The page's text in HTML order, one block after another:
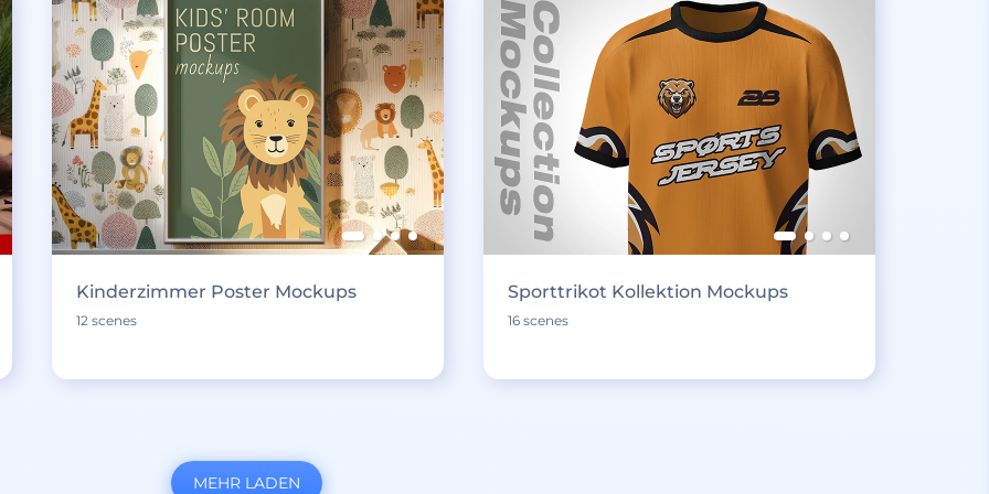
Kinderzimmer Poster Mockups
12 scenes
Sporttrikot Kollektion Mockups
16 scenes
MEHR LADEN